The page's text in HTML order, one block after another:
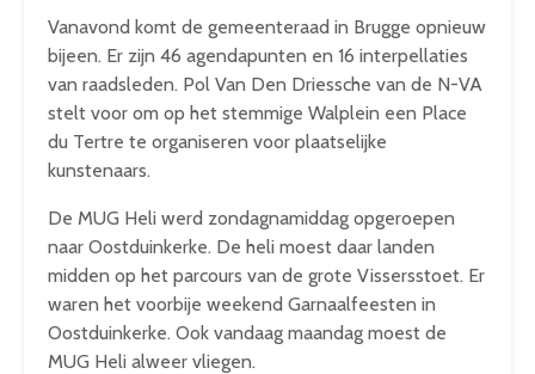
Vanavond komt de gemeenteraad in Brugge opnieuw
bijeen. Er zijn 46 agendapunten en 16 interpellaties
van raadsleden. Pol Van Den Driessche van de N-VA
stelt voor om op het stemmige Walplein een Place
du Tertre te organiseren voor plaatselijke
kunstenaars.
De MUG Heli werd zondagnamiddag opgeroepen
naar Oostduinkerke. De heli moest daar landen
midden op het parcours van de grote Vissersstoet. Er
waren het voorbije weekend Garnaalfeesten in
Oostduinkerke. Ook vandaag maandag moest de
MUG Heli alweer vliegen.